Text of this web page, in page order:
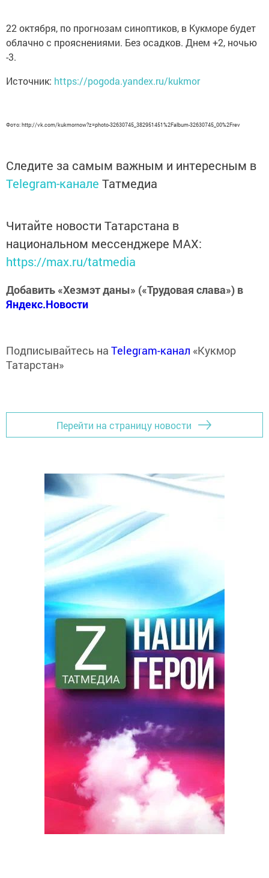
22 октября, по прогнозам синоптиков, в Кукморе будет
облачно с прояснениями. Без осадков. Днем +2, ночью
-3.
Источник: https://pogoda.yandex.ru/kukmor
Фото: http://vk.com/kukmornow?z=photo-32630745_382951451%2Falbum-32630745_00%2Frev
Следите за самым важным и интересным в
Telegram-канале Татмедиа
Читайте новости Татарстана в
национальном мессенджере MАХ:
https://max.ru/tatmedia
Добавить «Хезмэт даны» («Трудовая слава») в
Яндекс.Новости
Подписывайтесь на Telegram-канал «Кукмор
Татарстан»
Перейти на страницу новости